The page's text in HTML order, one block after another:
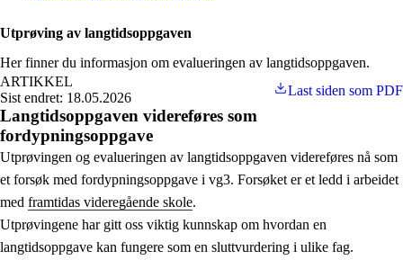
Utprøving av langtidsoppgaven
Her finner du informasjon om evalueringen av langtidsoppgaven.
ARTIKKEL
Sist endret: 18.05.2026
Last siden som PDF
Langtidsoppgaven videreføres som
fordypningsoppgave
Utprøvingen og evalueringen av langtidsoppgaven videreføres nå som
et forsøk med fordypningsoppgave i vg3. Forsøket er et ledd i arbeidet
med framtidas videregående skole.
Utprøvingene har gitt oss viktig kunnskap om hvordan en
langtidsoppgave kan fungere som en sluttvurdering i ulike fag.